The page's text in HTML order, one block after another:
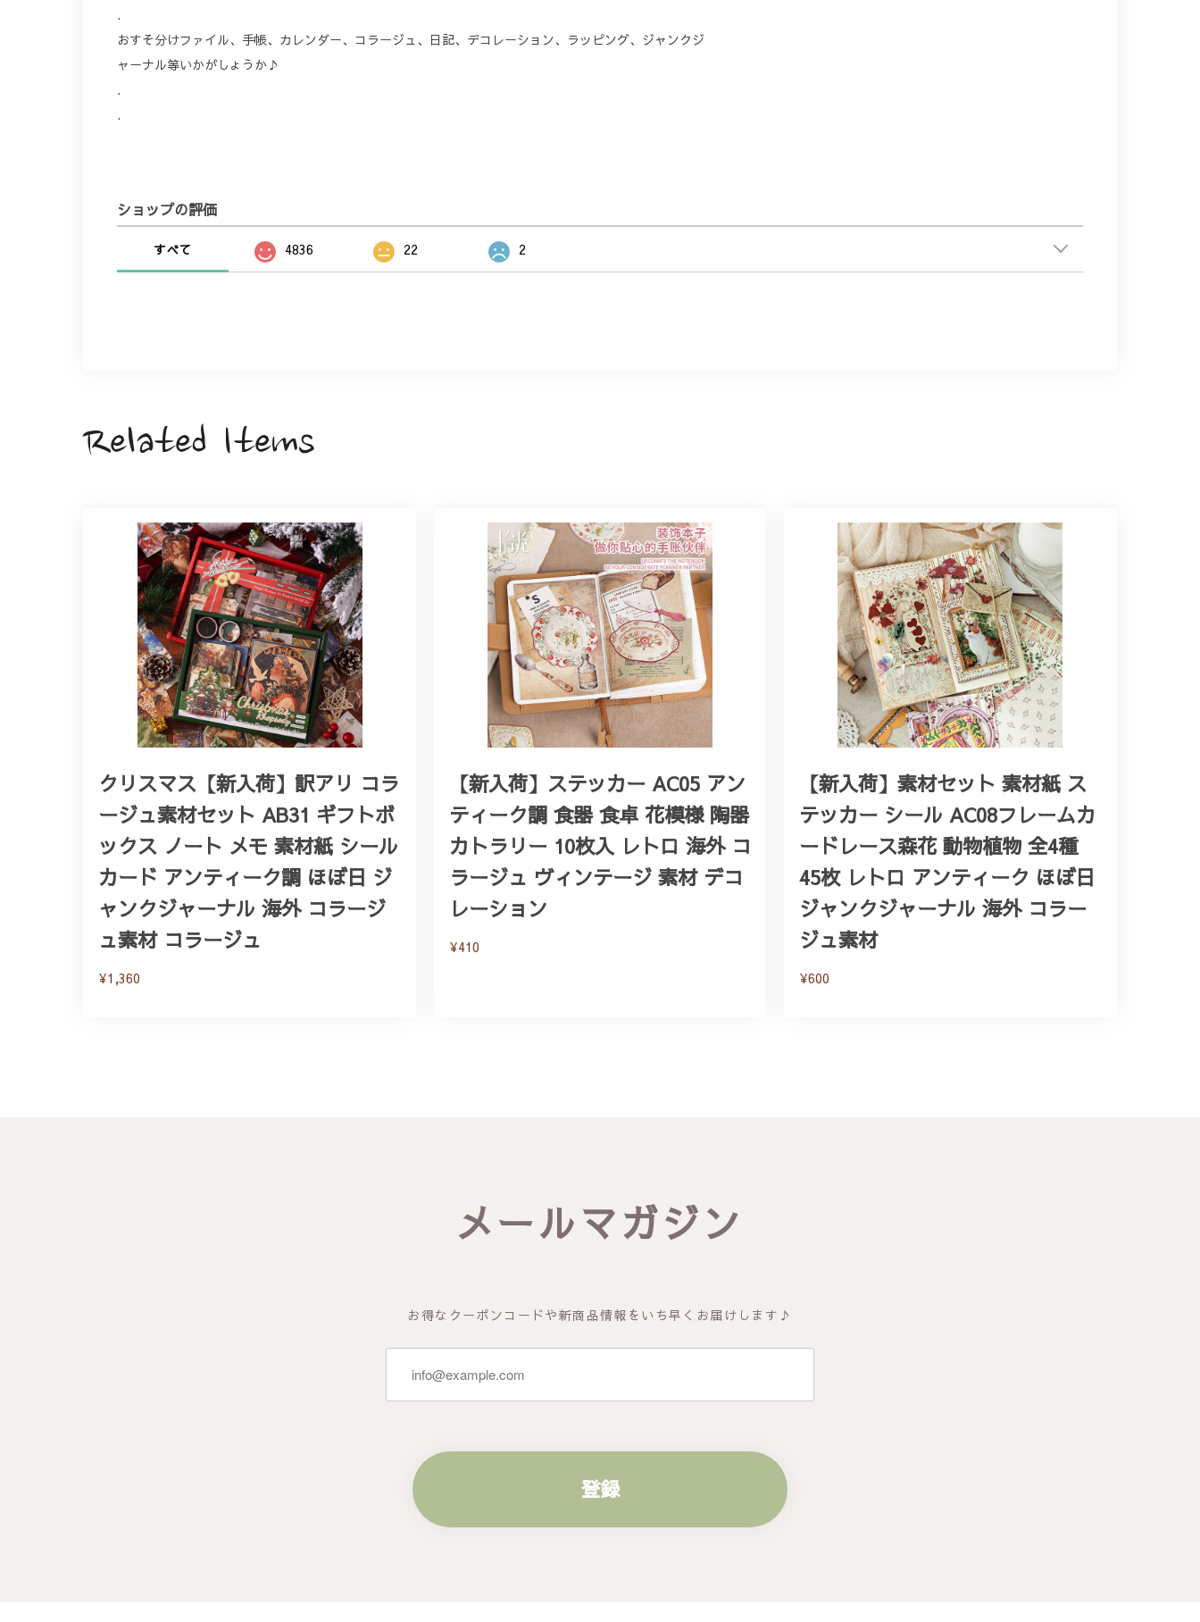
.
おすそ分けファイル、手帳、カレンダー、コラージュ、日記、デコレーション、ラッピング、ジャンクジ
ャーナル等いかがしょうか♪
.
.
ショップの評価
すべて 4836 22 2
Related Items
クリスマス【新入荷】訳アリ コラ
ージュ素材セット AB31 ギフトボ
ックス ノート メモ 素材紙 シール
カード アンティーク調 ほぼ日 ジ
ャンクジャーナル 海外 コラージ
ュ素材 コラージュ
¥1,360
【新入荷】ステッカー AC05 アン
ティーク調 食器 食卓 花模様 陶器
カトラリー 10枚入 レトロ 海外 コ
ラージュ ヴィンテージ 素材 デコ
レーション
¥410
【新入荷】素材セット 素材紙 ス
テッカー シール AC08フレームカ
ードレース森花 動物植物 全4種
45枚 レトロ アンティーク ほぼ日
ジャンクジャーナル 海外 コラー
ジュ素材
¥600
メールマガジン
お得なクーポンコードや新商品情報をいち早くお届けします♪
登録